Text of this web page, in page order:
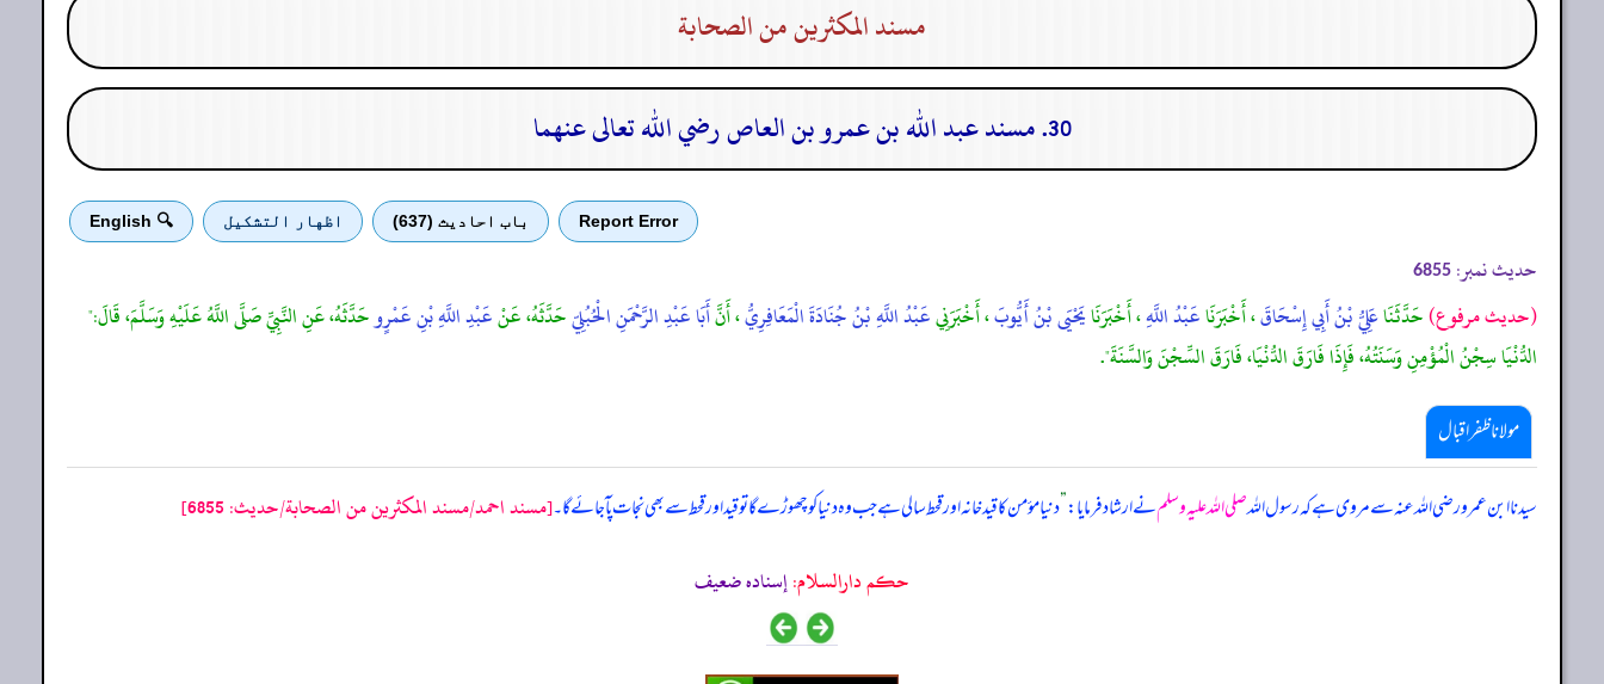
مسند المكثرين من الصحابة
30. مسند عبد الله بن عمرو بن العاص رضي الله تعالى عنهما
Report Error باب احادیث (637) اظهار التشكيل 🔍 English
حدیث نمبر: 6855
(حديث مرفوع)حَدَّثَنَاعَلِيُّ بْنُ أَبِي إِسْحَاقَ، أَخْبَرَنَاعَبْدُ اللَّهِ، أَخْبَرَنَايَحْيَى بْنُ أَيُّوبَ، أَخْبَرَنِيعَبْدُ اللَّهِ بْنُ جُنَادَةَ الْمَعَافِرِيُّ، أَنَّأَبَا عَبْدِ الرَّحْمَنِ الْحُبُلِيّحَدَّثَهُ، عَنْعَبْدِ اللَّهِ بْنِ عَمْرٍوحَدَّثَهُ، عَنِ النَّبِيِّ صَلَّى اللَّهُ عَلَيْهِ وَسَلَّمَ، قَالَ:"
الدُّنْيَا سِجْنُ الْمُؤْمِنِ وَسَنَتُهُ، فَإِذَا فَارَقَ الدُّنْيَا، فَارَقَ السِّجْنَ وَالسَّنَةَ".
مولانا ظفر اقبال
سیدنا ابن عمرو رضی اللہ عنہ سے مروی ہے کہ رسول اللہصلی اللہ علیہ وسلمنے ارشاد فرمایا:”دنیا مؤمن کا قیدخانہ اور قحط سالی ہے جب وہ دنیاکو چھوڑے گا تو قید اور قحط سے بھی نجات پآ جائے گا۔[مسند احمد/مسند المكثرين من الصحابة/حدیث: 6855]
حکم دارالسلام:إسناده ضعيف